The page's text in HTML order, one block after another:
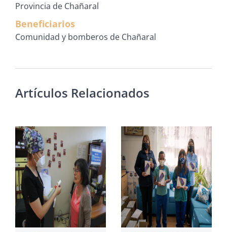
Provincia de Chañaral
Beneficiarios
Comunidad y bomberos de Chañaral
Artículos Relacionados